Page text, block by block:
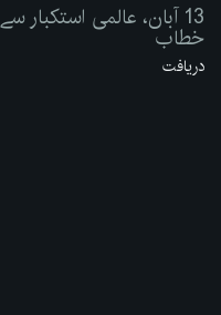
13 آبان، عالمی
خطاب
دریافت